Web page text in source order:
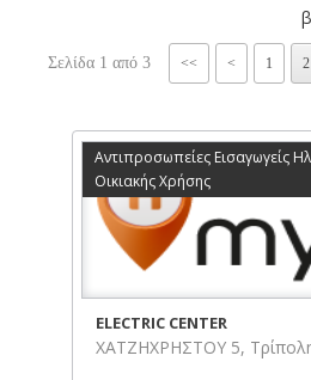
Σελίδα 1 από 3 << < 1 2
Αντιπροσωπείες Εισαγωγείς
Οικιακής Χρήσης
ELECTRIC CENTER
ΧΑΤΖΗΧΡΗΣΤΟΥ 5,